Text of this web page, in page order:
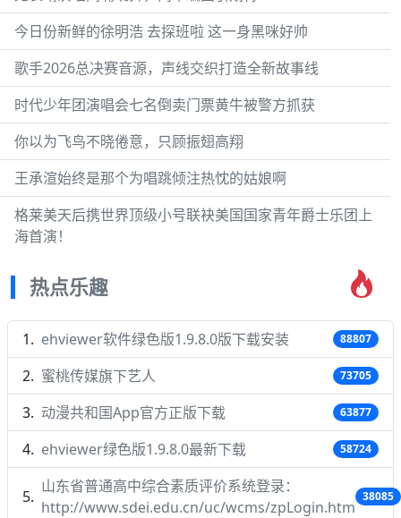
今日份新鲜的徐明浩 去探班啦 这一身黑咪好帅
歌手2026总决赛音源，声线交织打造全新故事线
时代少年团演唱会七名倒卖门票黄牛被警方抓获
你以为飞鸟不晓倦意，只顾振翅高翔
王承渲始终是那个为唱跳倾注热忱的姑娘啊
格莱美天后携世界顶级小号联袂美国国家青年爵士乐团上
海首演！
热点乐趣
ehviewer软件绿色版1.9.8.0版下载安装 88807
蜜桃传媒旗下艺人 73705
动漫共和国App官方正版下载 63877
ehviewer绿色版1.9.8.0最新下载 58724
山东省普通高中综合素质评价系统登录：
http://www.sdei.edu.cn/uc/wcms/zpLogin.htm
38085